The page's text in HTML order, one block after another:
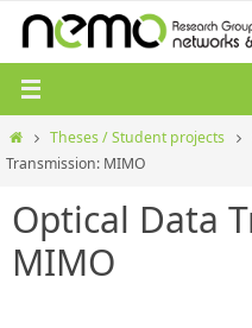
Zum
Inhalt
springen
StartTheses / Student projects
Transmission: MIMO
Optical Data
MIMO